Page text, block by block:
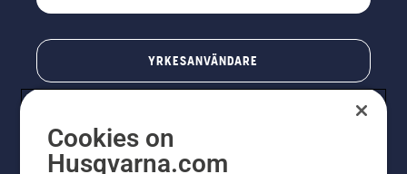
YRKESANVÄNDARE
Cookies on
Husqvarna.com